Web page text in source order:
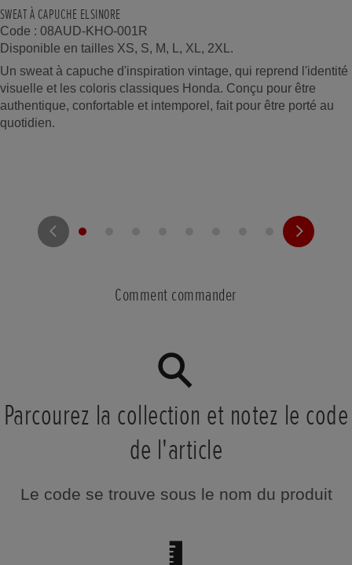
SWEAT À CAPUCHE ELSINORE
Code : 08AUD-KHO-001R
Disponible en tailles XS, S, M, L, XL, 2XL.
Un sweat à capuche d'inspiration vintage, qui reprend l'identité
visuelle et les coloris classiques Honda. Conçu pour être
authentique, confortable et intemporel, fait pour être porté au
quotidien.
Comment commander
Parcourez la collection et notez le code
de l'article
Le code se trouve sous le nom du produit